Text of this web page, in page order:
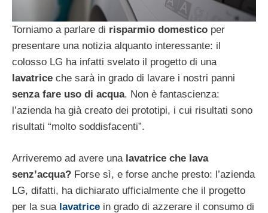
Torniamo a parlare di risparmio domestico per
presentare una notizia alquanto interessante: il
colosso LG ha infatti svelato il progetto di una
lavatrice che sarà in grado di lavare i nostri panni
senza fare uso di acqua. Non è fantascienza:
l’azienda ha già creato dei prototipi, i cui risultati sono
risultati “molto soddisfacenti”.
Arriveremo ad avere una lavatrice che lava
senz’acqua? Forse sì, e forse anche presto: l’azienda
LG, difatti, ha dichiarato ufficialmente che il progetto
per la sua lavatrice in grado di azzerare il consumo di